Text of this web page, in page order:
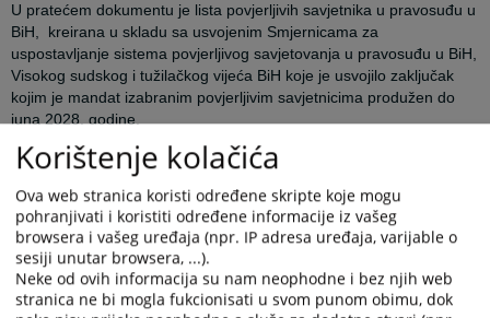
U pratećem dokumentu je lista povjerljivih savjetnika u pravosuđu u
BiH, kreirana u skladu sa usvojenim Smjernicama za
uspostavljanje sistema povjerljivog savjetovanja u pravosuđu u BiH,
Visokog sudskog i tužilačkog vijeća BiH koje je usvojilo zaključak
kojim je mandat izabranim povjerljivim savjetnicima produžen do
juna 2028. godine.
Prikazana vijest je na: Bosanski jezik
Linkovi
Video materijal - Povjerljivo savjetovanje
Korištenje kolačića
Ova web stranica koristi određene skripte koje mogu
pohranjivati i koristiti određene informacije iz vašeg
browsera i vašeg uređaja (npr. IP adresa uređaja, varijable o
sesiji unutar browsera, ...).
Neke od ovih informacija su nam neophodne i bez njih web
stranica ne bi mogla fukcionisati u svom punom obimu, dok